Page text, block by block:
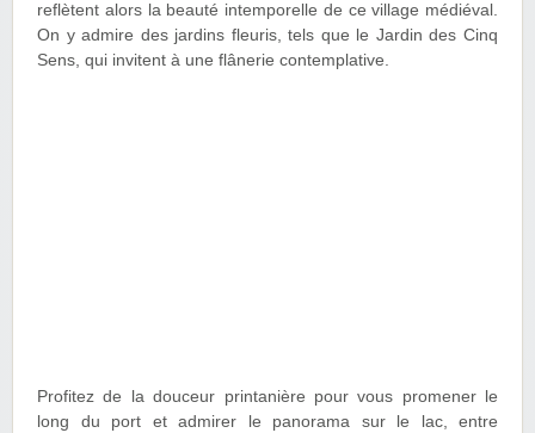
reflètent alors la beauté intemporelle de ce village médiéval.
On y admire des jardins fleuris, tels que le Jardin des Cinq
Sens, qui invitent à une flânerie contemplative.
Profitez de la douceur printanière pour vous promener le
long du port et admirer le panorama sur le lac, entre